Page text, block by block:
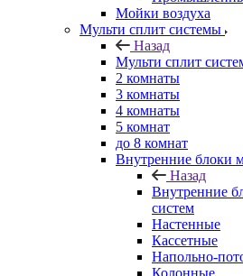
Мойки воздуха
Мульти сплит системы
Назад
Мульти сплит
2 комнаты
3 комнаты
4 комнаты
5 комнат
до 8 комнат
Внутренние блоки
Назад
Внутренние
систем
Настенные
Кассетные
Напольно-
Колонные